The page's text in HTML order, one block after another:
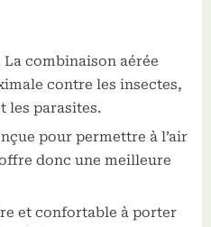
La combinaison aérée
contre les insectes,
les parasites.
pour permettre à l’air
donc une meilleure
et confortable à porter